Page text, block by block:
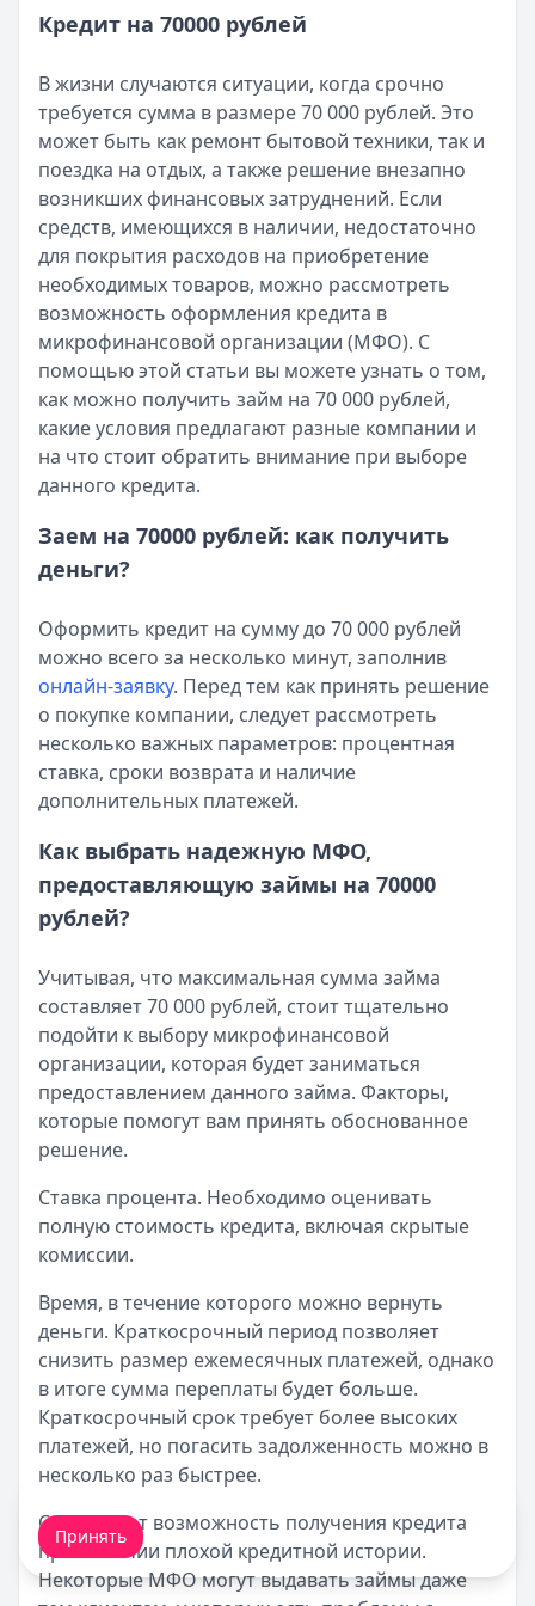
Все статьи
Опубликовано:5 декабря 2025 г.
Читать новость
Срочный микрозайм 15 000 ₽ на карту: свежая
Кратко:Нужны 15 000 рублей на карту прямо сегодня?
Опубликовано: 5 декабря 2025 г.
Категория:МФО
Читать новость
Рекордный рост доли клиентов МФО с iPhone: что
Кратко:В III квартале 2025 года владельцы iPhone
Опубликовано:5 декабря 2025 г.
Категория:МФО
Читать новость
57 сервисов микрозаймов через Госуслуги: где
Кратко:Авторизация через Госуслуги ускоряет
Опубликовано:23 ноября 2025 г.
Категория:МФО
Смс о «одобренном займе» от Bigmani Ru: как
Кратко:Пришло СМС об одобрении займа от Bigmani
Категория:МФО
Читать новость
Все новости
Кредит на 70000 рублей
В жизни случаются ситуации, когда срочно
требуется сумма в размере 70 000 рублей. Это
может быть как ремонт бытовой техники, так и
поездка на отдых, а также решение внезапно
возникших финансовых затруднений. Если
средств, имеющихся в наличии, недостаточно
для покрытия расходов на приобретение
необходимых товаров, можно рассмотреть
возможность оформления кредита в
микрофинансовой организации (МФО). С
помощью этой статьи вы можете узнать о том,
как можно получить займ на 70 000 рублей,
какие условия предлагают разные компании и
на что стоит обратить внимание при выборе
данного кредита.
Заем на 70000 рублей: как получить
деньги?
Оформить кредит на сумму до 70 000 рублей
можно всего за несколько минут, заполнив
онлайн-заявку. Перед тем как принять решение
о покупке компании, следует рассмотреть
несколько важных параметров: процентная
ставка, сроки возврата и наличие
дополнительных платежей.
Как выбрать надежную МФО,
предоставляющую займы на 70000
рублей?
Учитывая, что максимальная сумма займа
составляет 70 000 рублей, стоит тщательно
подойти к выбору микрофинансовой
организации, которая будет заниматься
предоставлением данного займа. Факторы,
которые помогут вам принять обоснованное
решение.
Ставка процента. Необходимо оценивать
полную стоимость кредита, включая скрытые
комиссии.
Время, в течение которого можно вернуть
деньги. Краткосрочный период позволяет
снизить размер ежемесячных платежей, однако
в итоге сумма переплаты будет больше.
Краткосрочный срок требует более высоких
платежей, но погасить задолженность можно в
несколько раз быстрее.
Существует возможность получения кредита
при наличии плохой кредитной истории.
Некоторые МФО могут выдавать займы даже
Принять